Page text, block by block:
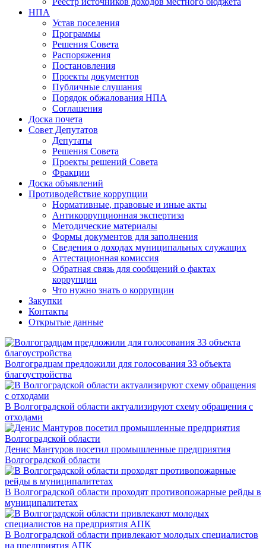
НПА
Устав поселения
Программы
Решения Совета
Распоряжения
Постановления
Проекты документов
Публичные слушания
Порядок обжалования НПА
Соглашения
Доска почета
Совет Депутатов
Депутаты
Решения Совета
Проекты решений Совета
Фракции
Доска объявлений
Противодействие коррупции
Нормативные, правовые и иные акты
Антикоррупционная экспертиза
Методические материалы
Формы документов для заполнения
Сведения о доходах муниципальных служащих
Аттестационная комиссия
Обратная связь для сообщений о фактах
коррупции
Что нужно знать о коррупции
Закупки
Контакты
Открытые данные
Волгоградцам предложили для голосования 33 объекта
благоустройства
В Волгоградской области актуализируют схему обращения с
отходами
Денис Мантуров посетил промышленные предприятия
Волгоградской области
В Волгоградской области проходят противопожарные рейды в
муниципалитетах
В Волгоградской области привлекают молодых специалистов
на предприятия АПК